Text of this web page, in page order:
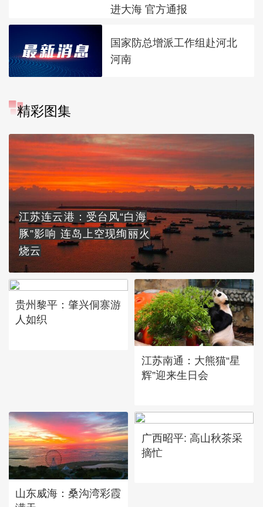
进大海 官方通报
国家防总增派工作组赴河北
河南
精彩图集
江苏连云港：受台风“白海
豚”影响 连岛上空现绚丽火
烧云
贵州黎平：肇兴侗寨游
人如织
江苏南通：大熊猫“星
辉”迎来生日会
山东威海：桑沟湾彩霞
广西昭平: 高山秋茶采
摘忙